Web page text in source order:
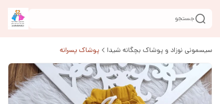
جستجو
سیسمونی نوزاد و پوشاک بچگانه شیدا پوشاک پسرانه